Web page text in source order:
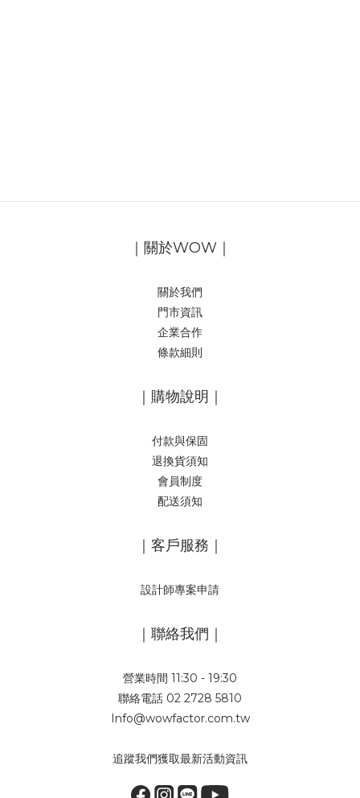
｜關於WOW｜
關於我們
門市資訊
企業合作
條款細則
｜購物說明｜
付款與保固
退換貨須知
會員制度
配送須知
｜客戶服務｜
設計師專案申請
｜聯絡我們｜
營業時間 11:30 - 19:30
聯絡電話 02 2728 5810
Info@wowfactor.com.tw
追蹤我們獲取最新活動資訊